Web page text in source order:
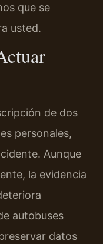
que se
usted.
de dos
personales,
Aunque
la evidencia
autobuses
datos